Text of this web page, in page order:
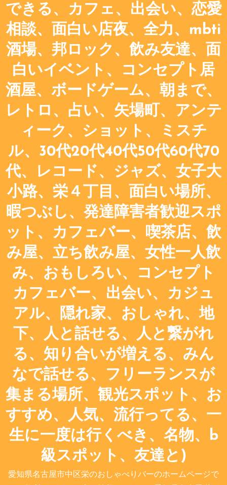
できる、カフェ、出会い、恋愛
相談、面白い店夜、全力、mbti
酒場、邦ロック、飲み友達、面
白いイベント、コンセプト居
酒屋、ボードゲーム、朝まで、
レトロ、占い、矢場町、アンテ
ィーク、ショット、ミスチ
ル、30代20代40代50代60代70
代、レコード、ジャズ、女子大
小路、栄４丁目、面白い場所、
暇つぶし、発達障害者歓迎スポ
ット、カフェバー、喫茶店、飲
み屋、立ち飲み屋、女性一人飲
み、おもしろい、コンセプト
カフェバー、出会い、カジュ
アル、隠れ家、おしゃれ、地
下、人と話せる、人と繋がれ
る、知り合いが増える、みん
なで話せる、フリーランスが
集まる場所、観光スポット、お
すすめ、人気、流行ってる、一
生に一度は行くべき、名物、b
級スポット、友達と)
愛知県名古屋市中区栄のおしゃべりバーのホームページで